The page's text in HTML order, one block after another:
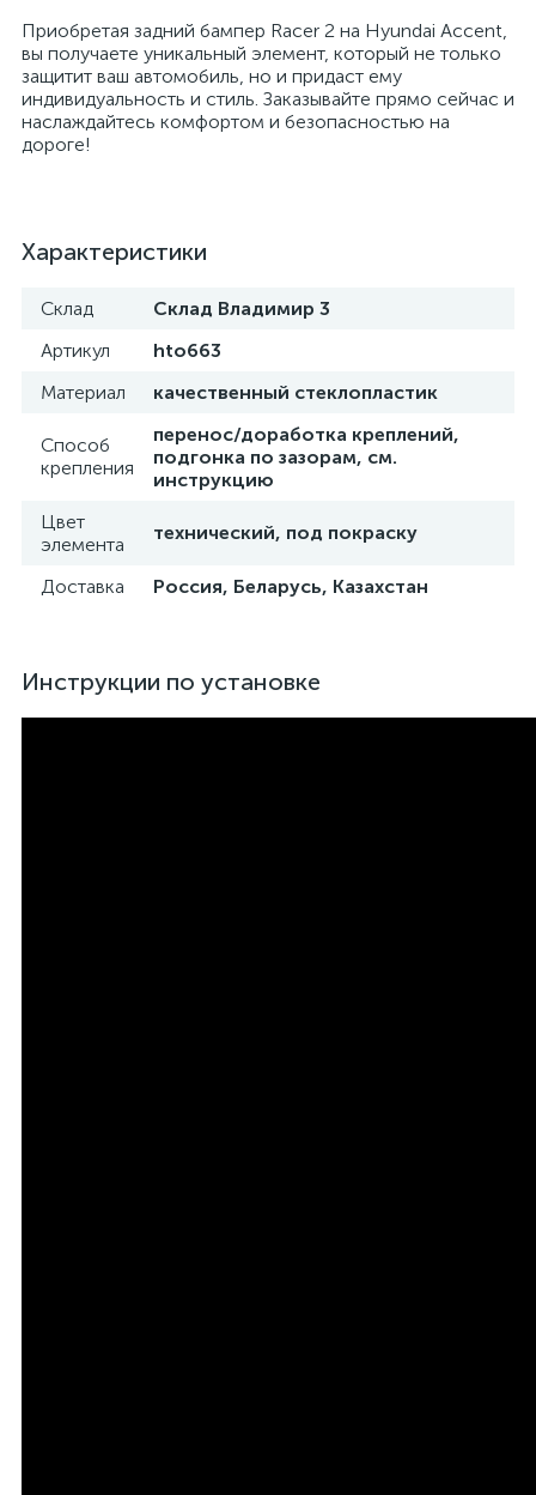
Приобретая задний бампер Racer 2 на Hyundai Accent,
вы получаете уникальный элемент, который не только
защитит ваш автомобиль, но и придаст ему
индивидуальность и стиль. Заказывайте прямо сейчас и
наслаждайтесь комфортом и безопасностью на
дороге!
Характеристики
Склад
Склад Владимир 3
Артикул
hto663
Материал
качественный стеклопластик
Способ
крепления
перенос/доработка креплений,
подгонка по зазорам, см.
инструкцию
Цвет
элемента
технический, под покраску
Доставка Россия, Беларусь, Казахстан
Инструкции по установке